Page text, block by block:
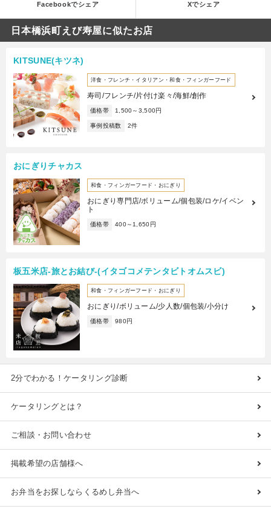
Facebookでシェア Xでシェア
日本橋浜町えび寿屋に似たお店
KITSUNE(キツネ)
洋食・フレンチ・イタリアン・和食・フィンガーフード
寿司/フレンチ/片付け楽々/海鮮/創作
価格帯 1,500～3,500円
事例投稿数 2件
おにぎりチャカス
和食・フィンガーフード・おにぎり
おにぎり専門店/ボリューム/個包装/ロケ/イベン
ト
価格帯 400～1,650円
板五米店-旅とお結び-(イタゴコメテンタビトオムスビ)
和食・フィンガーフード・おにぎり
おにぎり/ボリューム/少人数/個包装/小分け
価格帯 980円
2分でわかる！ケータリング診断
ケータリングとは？
ご相談・お問い合わせ
掲載希望の店舗様へ
お弁当をお探しならくるめし弁当へ